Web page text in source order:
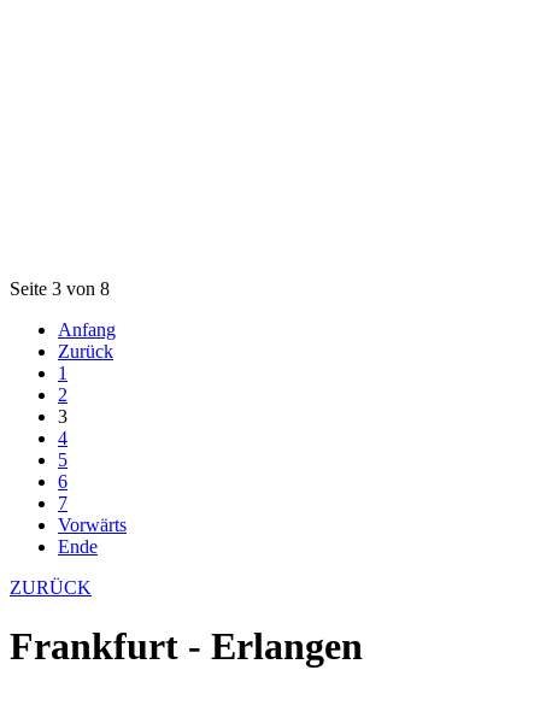
Seite 3 von 8
Anfang
Zurück
1
2
3
4
5
6
7
Vorwärts
Ende
ZURÜCK
Frankfurt - Erlangen